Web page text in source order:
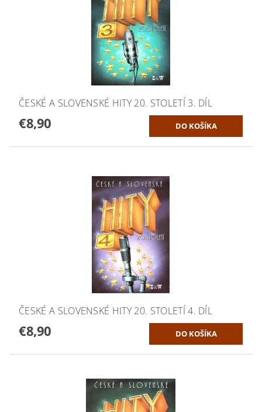
ČESKÉ A SLOVENSKÉ HITY 20. STOLETÍ 3. DÍL
€8,90
ČESKÉ A SLOVENSKÉ HITY 20. STOLETÍ 4. DÍL
€8,90